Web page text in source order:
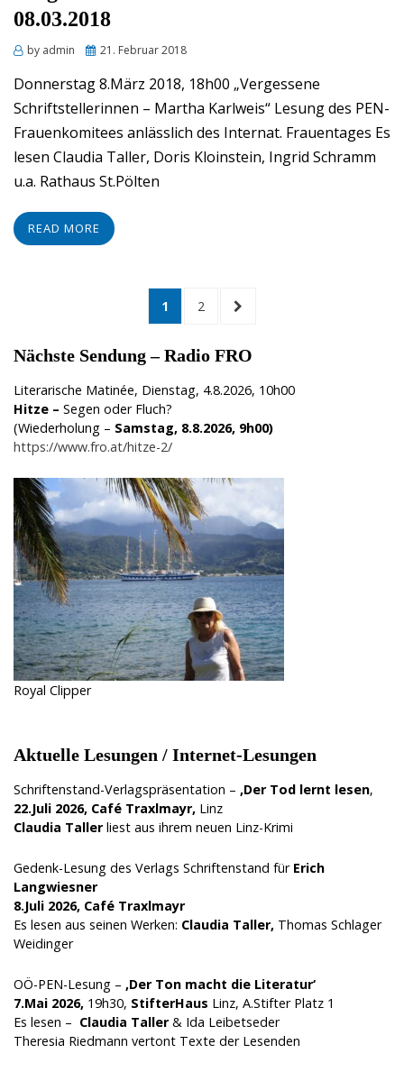
08.03.2018
by admin
Posted
21. Februar 2018
Donnerstag 8.März 2018, 18h00 „Vergessene
Schriftstellerinnen – Martha Karlweis“ Lesung des PEN-
Frauenkomitees anlässlich des Internat. Frauentages Es
lesen Claudia Taller, Doris Kloinstein, Ingrid Schramm
u.a. Rathaus St.Pölten
READ MORE
Seitennummerierung
Beiträge
PAGE
1 PAGE
2
NEXT
Nächste Sendung – Radio FRO
Literarische Matinée, Dienstag, 4.8.2026, 10h00
Hitze – Segen oder Fluch?
(Wiederholung – Samstag, 8.8.2026, 9h00)
https://www.fro.at/hitze-2/
Royal Clipper
Aktuelle Lesungen / Internet-Lesungen
Schriftenstand-Verlagspräsentation – ‚Der Tod lernt lesen‚
22.Juli 2026, Café Traxlmayr, Linz
Claudia Tallerliest aus ihrem neuen Linz-Krimi
Gedenk-Lesung des Verlags Schriftenstand für Erich
Langwiesner
8.Juli 2026, Café Traxlmayr
Es lesen aus seinen Werken: Claudia Taller, Thomas Schlager
Weidinger
OÖ-PEN-Lesung – ‚Der Ton macht die Literatur‘
7.Mai 2026, 19h30, StifterHaus Linz, A.Stifter Platz 1
Es lesen – Claudia Taller& Ida Leibetseder
Theresia Riedmann vertont Texte der Lesenden